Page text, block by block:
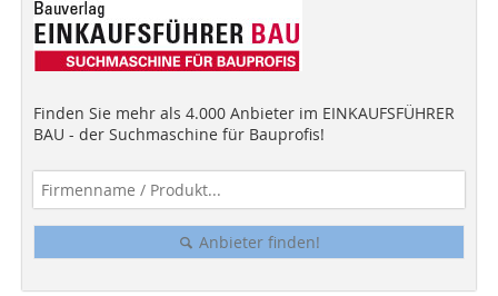
Finden Sie mehr als 4.000 Anbieter im EINKAUFSFÜHRER
BAU - der Suchmaschine für Bauprofis!
Anbieter finden!